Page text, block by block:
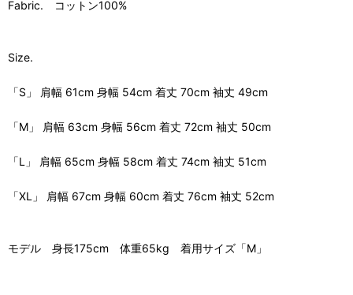
Fabric. コットン100%
Size.
「S」 肩幅 61cm 身幅 54cm 着丈 70cm 袖丈 49cm
「M」 肩幅 63cm 身幅 56cm 着丈 72cm 袖丈 50cm
「L」 肩幅 65cm 身幅 58cm 着丈 74cm 袖丈 51cm
「XL」 肩幅 67cm 身幅 60cm 着丈 76cm 袖丈 52cm
モデル 身長175cm 体重65kg 着用サイズ「M」